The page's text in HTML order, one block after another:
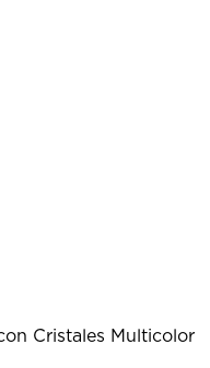
Cristales Multicolor